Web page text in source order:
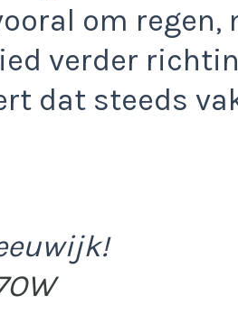
om regen,
verder
dat steeds